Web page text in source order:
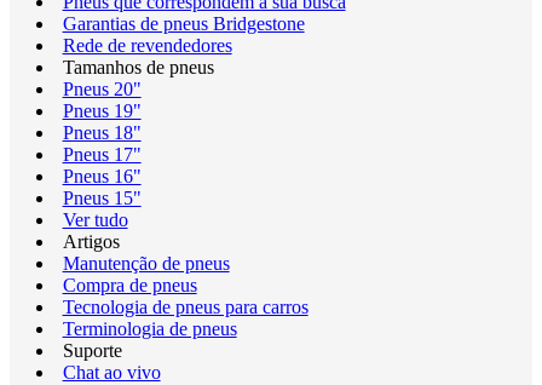
Garantias de pneus Bridgestone
Rede de revendedores
Tamanhos de pneus
Pneus 20"
Pneus 19"
Pneus 18"
Pneus 17"
Pneus 16"
Pneus 15"
Ver tudo
Artigos
Manutenção de pneus
Compra de pneus
Tecnologia de pneus para carros
Terminologia de pneus
Suporte
Chat ao vivo